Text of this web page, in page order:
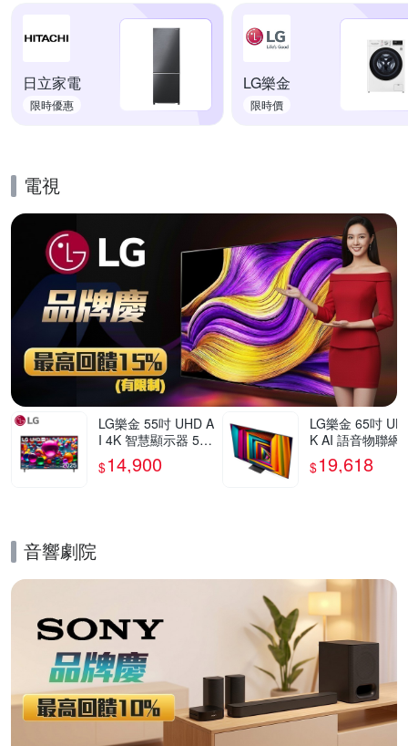
日立家電
限時優惠
LG樂金
限時價
電視
LG樂金 55吋 UHD A
I 4K 智慧顯示器 55
UA7550PTA
$14,900
LG樂金 65吋
K AI 語音物聯網
器
三年保固 含基本
$19,618
音響劇院